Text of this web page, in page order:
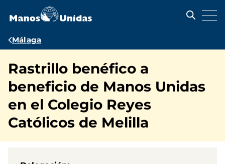
contenido
Ruta
navegación
Málaga
Rastrillo benéfico a
beneficio de Manos Unidas
en el Colegio Reyes
Católicos de Melilla